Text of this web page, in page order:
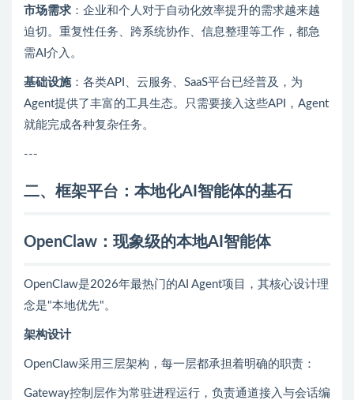
市场需求 ：企业和个人对于自动化效率提升的需求越来越
迫切。重复性任务、跨系统协作、信息整理等工作，都急
需AI介入。
基础设施：各类API、云服务、SaaS平台已经普及，为
Agent提供了丰富的工具生态。只需要接入这些API，Agent
就能完成各种复杂任务。
---
二、框架平台：本地化AI智能体的基石
OpenClaw：现象级的本地AI智能体
OpenClaw是2026年最热门的AI Agent项目，其核心设计理
念是"本地优先"。
架构设计
OpenClaw采用三层架构，每一层都承担着明确的职责：
Gateway控制层作为常驻进程运行，负责通道接入与会话编